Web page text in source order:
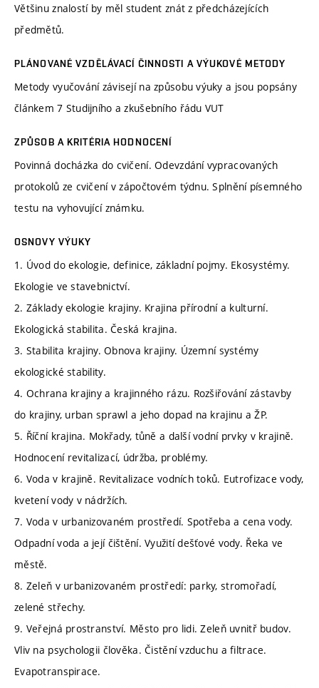
Většinu znalostí by měl student znát z předcházejících
předmětů.
PLÁNOVANÉ VZDĚLÁVACÍ ČINNOSTI A VÝUKOVÉ METODY
Metody vyučování závisejí na způsobu výuky a jsou popsány
článkem 7 Studijního a zkušebního řádu VUT
ZPŮSOB A KRITÉRIA HODNOCENÍ
Povinná docházka do cvičení. Odevzdání vypracovaných
protokolů ze cvičení v zápočtovém týdnu. Splnění písemného
testu na vyhovující známku.
OSNOVY VÝUKY
1. Úvod do ekologie, definice, základní pojmy. Ekosystémy.
Ekologie ve stavebnictví.
2. Základy ekologie krajiny. Krajina přírodní a kulturní.
Ekologická stabilita. Česká krajina.
3. Stabilita krajiny. Obnova krajiny. Územní systémy
ekologické stability.
4. Ochrana krajiny a krajinného rázu. Rozšiřování zástavby
do krajiny, urban sprawl a jeho dopad na krajinu a ŽP.
5. Říční krajina. Mokřady, tůně a další vodní prvky v krajině.
Hodnocení revitalizací, údržba, problémy.
6. Voda v krajině. Revitalizace vodních toků. Eutrofizace vody,
kvetení vody v nádržích.
7. Voda v urbanizovaném prostředí. Spotřeba a cena vody.
Odpadní voda a její čištění. Využití dešťové vody. Řeka ve
městě.
8. Zeleň v urbanizovaném prostředí: parky, stromořadí,
zelené střechy.
9. Veřejná prostranství. Město pro lidi. Zeleň uvnitř budov.
Vliv na psychologii člověka. Čistění vzduchu a filtrace.
Evapotranspirace.